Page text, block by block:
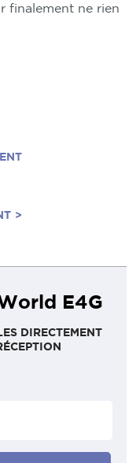
finalement ne rien
>
E4G
DIRECTEMENT